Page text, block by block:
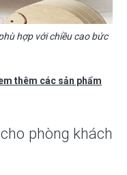
hợp với chiều cao bức
thêm các sản phẩm
phòng khách